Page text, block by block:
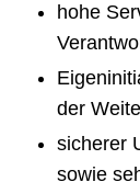
hohe
der
sicherer
sowie